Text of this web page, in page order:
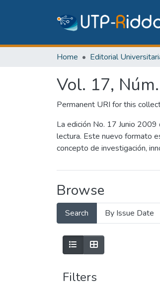
Home
Vol. 17,
Permanent URI for this
La edición No. 17 Junio
lectura. Este nuevo formato
concepto de investigación,
Browse
Search By Issue Date
Filters